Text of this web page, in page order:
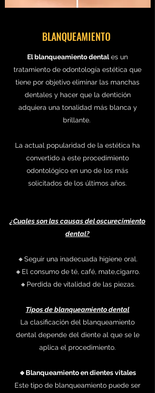
BLANQUEAMIENTO
El blanqueamiento dentales un
tratamiento de odontología estética que
tiene por objetivo eliminar las manchas
dentales y hacer que la dentición
adquiera una tonalidad más blanca y
brillante.
La actual popularidad de la estética ha
convertido a este procedimiento
odontológico en uno de los más
solicitados de los últimos años.
¿Cuales son las causas del oscurecimiento
dental?
🔸Seguir una inadecuada higiene oral.
🔸El consumo de té, café, mate,cigarro.
🔸Perdida de vitalidad de las piezas.
Tipos de blanqueamiento dental
La clasificación del blanqueamiento
dental depende del diente al que se le
aplica el procedimiento.
🔹Blanqueamiento en dientes vitales
Este tipo de blanqueamiento puede ser